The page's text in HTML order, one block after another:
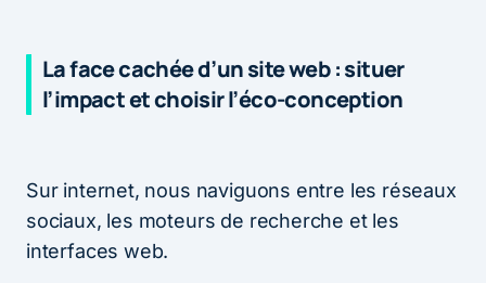
La face cachée d’un site web : situer
l’impact et choisir l’éco-conception
Sur internet, nous naviguons entre les réseaux
sociaux, les moteurs de recherche et les
interfaces web.